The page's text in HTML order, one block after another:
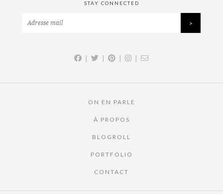
STAY CONNECTED
| | | |
ON EN PARLE
À PROPOS
BLOGROLL
PORTFOLIO
CONTACT